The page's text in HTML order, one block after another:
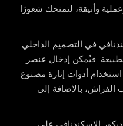
وأنيقة، لتمنحك شعورًا
في التصميم الداخلي
فيُمكن إدخال عنصر
أدوات إنارة مصنوع
بالإضافة إلى